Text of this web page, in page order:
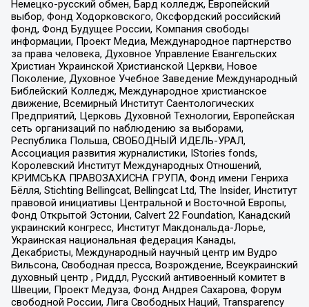
Немецко-русский обмен, Бард колледж, Европейский
выбор, Фонд Ходорковского, Оксфордский российский
фонд, Фонд Будущее России, Компания свободы
информации, Проект Медиа, Международное партнерство
за права человека, Духовное Управление Евангельских
Христиан Украинской Христианской Церкви, Новое
Поколение, Духовное Учебное Заведение Международный
Библейский Колледж, Международное христианское
движение, Всемирный Институт Саентологических
Предприятий, Церковь Духовной Технологии, Европейская
сеть организаций по наблюдению за выборами,
Республика Польша, СВОБОДНЫЙ ИДЕЛЬ-УРАЛ,
Ассоциация развития журналистики, IStories fonds,
Королевский Институт Международных Отношений,
КРИМСЬКА ПРАВОЗАХИСНА ГРУПА, Фонд имени Генриха
Бёлля, Stichting Bellingcat, Bellingcat Ltd, The Insider, Институт
правовой инициативы Центральной и Восточной Европы,
Фонд Открытой Эстонии, Calvert 22 Foundation, Канадский
украинский конгресс, Институт Макдональда-Лорье,
Украинская национальная федерация Канады,
Декабристы, Международный научный центр им Вудро
Вильсона, Свободная пресса, Возрождение, Всеукраинский
духовный центр , Риддл, Русский антивоенный комитет в
Швеции, Проект Медуза, Фонд Андрея Сахарова, Форум
свободной России, Лига Свободных Наций, Transparеncy